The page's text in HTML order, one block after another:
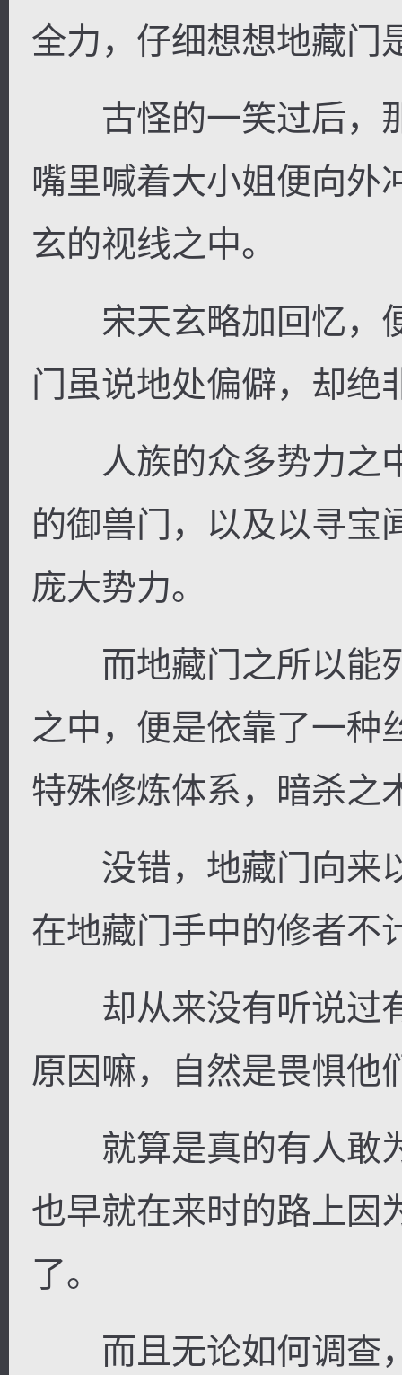
全力，仔细想想地藏门
古怪的一笑过后，
嘴里喊着大小姐便向外
玄的视线之中。
宋天玄略加回忆，
门虽说地处偏僻，却绝
人族的众多势力之
的御兽门，以及以寻宝
庞大势力。
而地藏门之所以能
之中，便是依靠了一种
特殊修炼体系，暗杀之
没错，地藏门向来
在地藏门手中的修者不
却从来没有听说过
原因嘛，自然是畏惧他
就算是真的有人敢
也早就在来时的路上因
了。
而且无论如何调查